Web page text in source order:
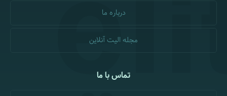
درباره ما
مجله الیت آنلاین
تماس با ما